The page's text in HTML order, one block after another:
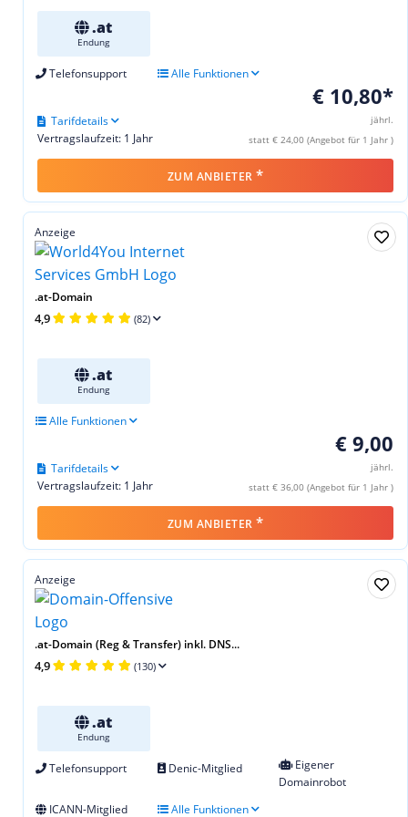
.at
Endung
Telefonsupport Alle Funktionen
€ 10,80*
jährl.
statt € 24,00 (Angebot für 1 Jahr )
Vertragslaufzeit: 1 Jahr
Tarifdetails
ZUM ANBIETER *
Anzeige
.at-Domain
4,9 (82)
.at
Endung
Alle Funktionen
€ 9,00
jährl.
statt € 36,00 (Angebot für 1 Jahr )
Vertragslaufzeit: 1 Jahr
Tarifdetails
ZUM ANBIETER *
Anzeige
.at-Domain (Reg & Transfer) inkl. DNS...
4,9 (130)
.at
Endung
Telefonsupport Denic-Mitglied
Eigener
Domainrobot
ICANN-Mitglied
Alle Funktionen